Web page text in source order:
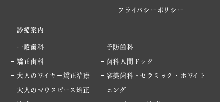
プライバシーポリシー
診療案内
一般歯科
矯正歯科
大人のワイヤー矯正治療
大人のマウスピース矯正
予防歯科
歯科人間ドック
審美歯科・セラミック・ホワイト
ニング